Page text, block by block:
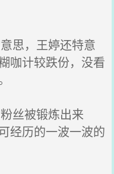
思，王婷还特意
咖计较跌份，没看
丝被锻炼出来
经历的一波一波的